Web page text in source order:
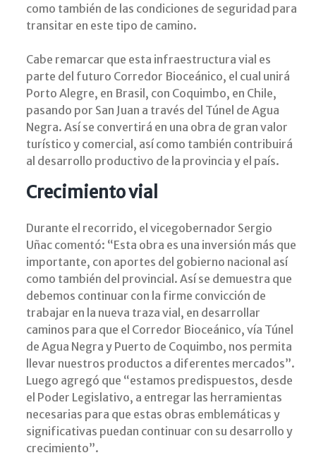
como también de las condiciones de seguridad para
transitar en este tipo de camino.
Cabe remarcar que esta infraestructura vial es
parte del futuro Corredor Bioceánico, el cual unirá
Porto Alegre, en Brasil, con Coquimbo, en Chile,
pasando por San Juan a través del Túnel de Agua
Negra. Así se convertirá en una obra de gran valor
turístico y comercial, así como también contribuirá
al desarrollo productivo de la provincia y el país.
Crecimiento vial
Durante el recorrido, el vicegobernador Sergio
Uñac comentó: “Esta obra es una inversión más que
importante, con aportes del gobierno nacional así
como también del provincial. Así se demuestra que
debemos continuar con la firme convicción de
trabajar en la nueva traza vial, en desarrollar
caminos para que el Corredor Bioceánico, vía Túnel
de Agua Negra y Puerto de Coquimbo, nos permita
llevar nuestros productos a diferentes mercados”.
Luego agregó que “estamos predispuestos, desde
el Poder Legislativo, a entregar las herramientas
necesarias para que estas obras emblemáticas y
significativas puedan continuar con su desarrollo y
crecimiento”.